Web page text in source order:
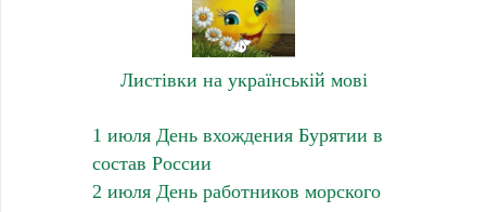
Листівки на українській мові
1 июля День вхождения Бурятии в
состав России
2 июля День работников морского